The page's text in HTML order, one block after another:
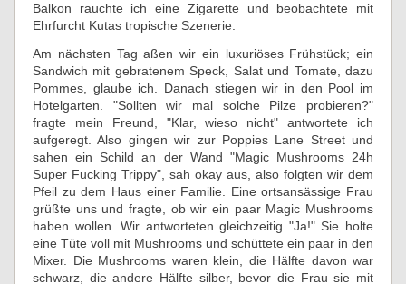
Balkon rauchte ich eine Zigarette und beobachtete mit
Ehrfurcht Kutas tropische Szenerie.
Am nächsten Tag aßen wir ein luxuriöses Frühstück; ein
Sandwich mit gebratenem Speck, Salat und Tomate, dazu
Pommes, glaube ich. Danach stiegen wir in den Pool im
Hotelgarten. "Sollten wir mal solche Pilze probieren?"
fragte mein Freund, "Klar, wieso nicht" antwortete ich
aufgeregt. Also gingen wir zur Poppies Lane Street und
sahen ein Schild an der Wand "Magic Mushrooms 24h
Super Fucking Trippy", sah okay aus, also folgten wir dem
Pfeil zu dem Haus einer Familie. Eine ortsansässige Frau
grüßte uns und fragte, ob wir ein paar Magic Mushrooms
haben wollen. Wir antworteten gleichzeitig "Ja!" Sie holte
eine Tüte voll mit Mushrooms und schüttete ein paar in den
Mixer. Die Mushrooms waren klein, die Hälfte davon war
schwarz, die andere Hälfte silber, bevor die Frau sie mit